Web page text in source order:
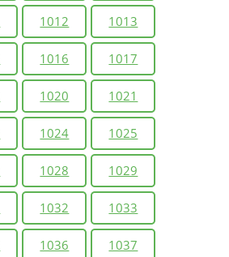
1012 1013
1016 1017
1020 1021
1024 1025
1028 1029
1032 1033
1036 1037